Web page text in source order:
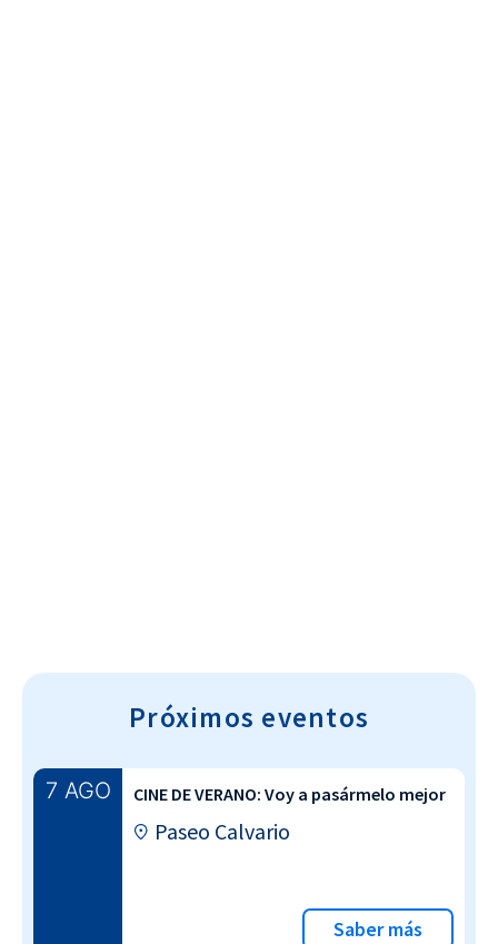
Próximos eventos
7 AGO CINE DE VERANO: Voy a pasármelo mejor
Paseo Calvario
Saber más